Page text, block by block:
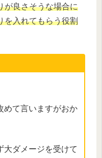
が良さそうな場合に
を入れてもらう役割
めて言いますがおか
大ダメージを受けて